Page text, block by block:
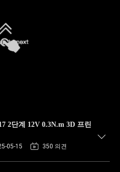
2단계 12V 0.3N.m 3D 프린
05-15 350 의견